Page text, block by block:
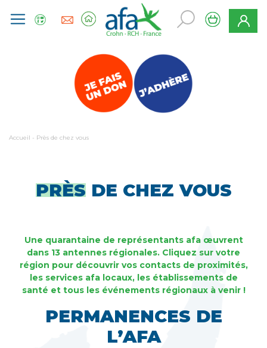
Accueil - Près de chez vous
PRÈSDE CHEZ VOUS
Une quarantaine de représentants afa œuvrent
dans 13 antennes régionales. Cliquez sur votre
région pour découvrir vos contacts de proximités,
les services afa locaux, les établissements de
santé et tous les événements régionaux à venir !
PERMANENCES DE
L’AFA